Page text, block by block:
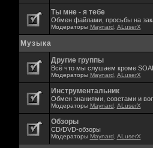
Ты мне - я тебе
Обмен файлами, просьбы на
Модераторы Maynard ALuserX
Музыка
Другие группы
Всё что мы слушаем кроме
Модераторы Maynard ALuserX
Инструментальник
Обмен знаниями, советами и
Модераторы Maynard ALuserX
Обзоры
CD/DVD-обзоры
Модераторы Maynard ALuserX